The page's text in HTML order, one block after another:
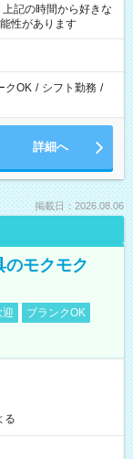
性があります
クOK / シフト勤務 /
詳細へ
掲載日：2026.08.06
のモクモク
迎
ブランクOK
る